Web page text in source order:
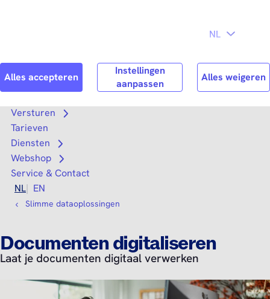
Search Zoek
Versturen
Open submenu
Tarieven
Diensten
Open submenu
Webshop
Open submenu
Service & Contact
NL
EN
Slimme dataoplossingen
Documenten digitaliseren
Laat je documenten digitaal verwerken